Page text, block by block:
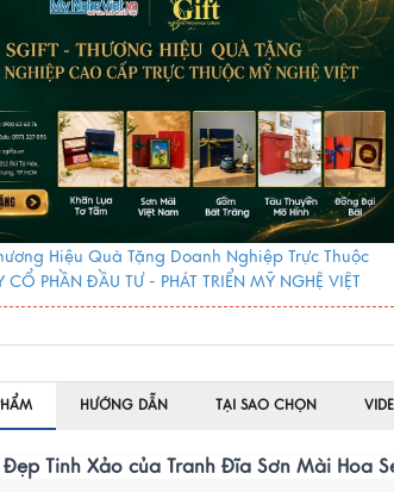
Hiệu Quà Tặng Doanh Nghiệp Trực Thuộc
CỔ PHẦN ĐẦU TƯ - PHÁT TRIỂN MỸ NGHỆ VIỆT
HƯỚNG DẪN TẠI SAO CHỌN
Tinh Xảo của Tranh Đĩa Sơn Mài Hoa